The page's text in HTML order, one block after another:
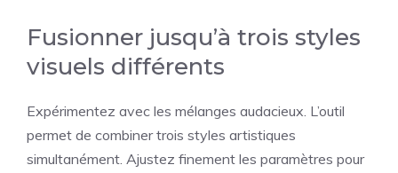
Fusionner jusqu’à trois styles
visuels différents
Expérimentez avec les mélanges audacieux. L’outil
permet de combiner trois styles artistiques
simultanément. Ajustez finement les paramètres pour